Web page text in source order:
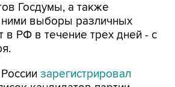
Госдумы, а также
выборы различных
в РФ в течение трех дней - с
зарегистрировал